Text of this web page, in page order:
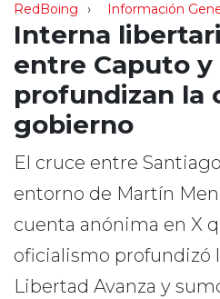
RedBoing Información
Interna
entre Caputo y
profundizan la
gobierno
El cruce entre
entorno de Martín
cuenta anónima en X
oficialismo profundizó
Libertad Avanza y